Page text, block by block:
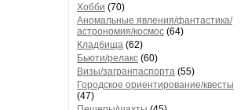
Хобби (70)
Аномальные явления/фантастика/
астрономия/космос (64)
Кладбища (62)
Бьюти/релакс (60)
Визы/загранпаспорта (55)
Городское ориентирование/квесты
(47)